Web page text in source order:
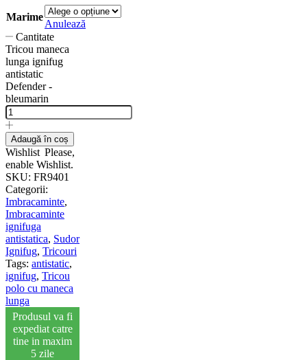
Marime
Anulează
Cantitate
Tricou maneca
lunga ignifug
antistatic
Defender -
bleumarin
Adaugă în coș
Wishlist Please,
enable Wishlist.
SKU: FR9401
Categorii:
Imbracaminte,
Imbracaminte
ignifuga
antistatica, Sudor
Ignifug, Tricouri
Tags: antistatic,
ignifug, Tricou
polo cu maneca
lunga
Produsul va fi
expediat catre
tine in maxim
5 zile